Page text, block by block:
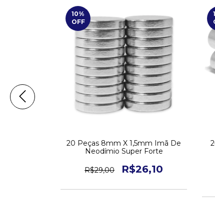
10%
OFF
20 Peças 8mm X 1,5mm Imã De
Neodímio Super Forte
R$29,00 R$26,10